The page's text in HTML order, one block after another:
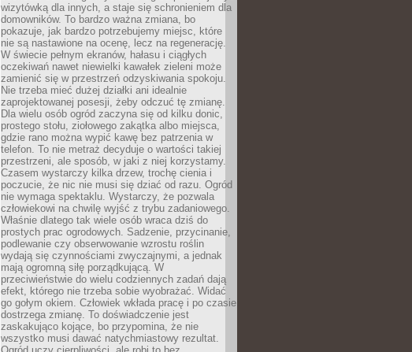
wizytówką dla innych, a staje się schronieniem dla
domowników. To bardzo ważna zmiana, bo
pokazuje, jak bardzo potrzebujemy miejsc, które
nie są nastawione na ocenę, lecz na regenerację.
W świecie pełnym ekranów, hałasu i ciągłych
oczekiwań nawet niewielki kawałek zieleni może
zamienić się w przestrzeń odzyskiwania spokoju.
Nie trzeba mieć dużej działki ani idealnie
zaprojektowanej posesji, żeby odczuć tę zmianę.
Dla wielu osób ogród zaczyna się od kilku donic,
prostego stołu, ziołowego zakątka albo miejsca,
gdzie rano można wypić kawę bez patrzenia w
telefon. To nie metraż decyduje o wartości takiej
przestrzeni, ale sposób, w jaki z niej korzystamy.
Czasem wystarczy kilka drzew, trochę cienia i
poczucie, że nic nie musi się dziać od razu. Ogród
nie wymaga spektaklu. Wystarczy, że pozwala
człowiekowi na chwilę wyjść z trybu zadaniowego.
Właśnie dlatego tak wiele osób wraca dziś do
prostych prac ogrodowych. Sadzenie, przycinanie,
podlewanie czy obserwowanie wzrostu roślin
wydają się czynnościami zwyczajnymi, a jednak
mają ogromną siłę porządkującą. W
przeciwieństwie do wielu codziennych zadań dają
efekt, którego nie trzeba sobie wyobrażać. Widać
go gołym okiem. Człowiek wkłada pracę i po czasie
dostrzega zmianę. To doświadczenie jest
zaskakująco kojące, bo przypomina, że nie
wszystko musi dawać natychmiastowy rezultat.